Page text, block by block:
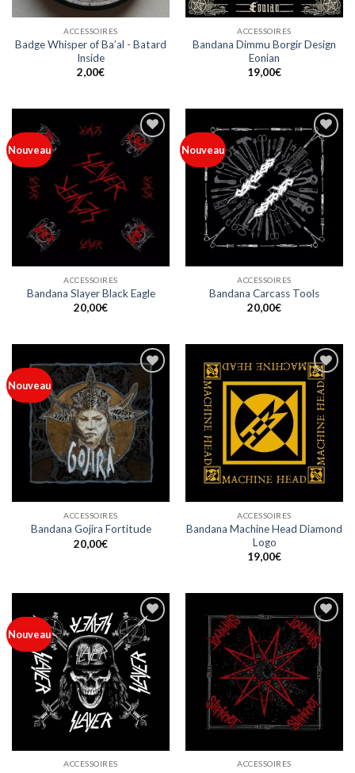
ACCESSOIRES
Badge Whisper of Ba’al - Batard
Inside
2,00€
ACCESSOIRES
Bandana Dimmu Borgir Design
Eonian
19,00€
Nouveau
Ajouter
à ma
ACCESSOIRES
Bandana Slayer Black Eagle
20,00€
Nouveau
Ajouter
à ma
liste
ACCESSOIRES
Bandana Carcass Tools
20,00€
Nouveau
Ajouter
à ma
liste
ACCESSOIRES
Bandana Gojira Fortitude
20,00€
Ajouter
à ma
liste
ACCESSOIRES
Bandana Machine Head Diamond
Logo
19,00€
Nouveau
Ajouter
à ma
liste
ACCESSOIRES
Ajouter
à ma
liste
ACCESSOIRES